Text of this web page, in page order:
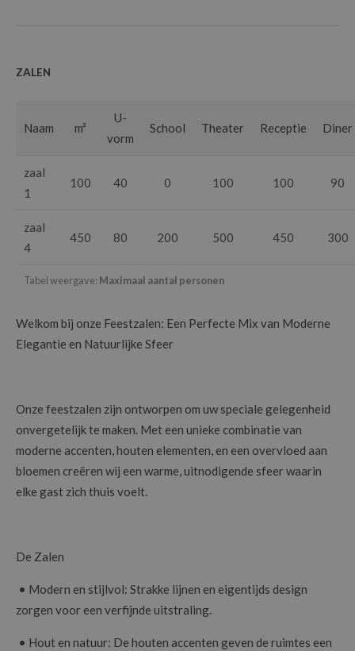
ZALEN
Naam m²
U-
vorm
School Theater Receptie Diner
zaal
1
100 40 0 100 100 90
zaal
4
450 80 200 500 450 300
Tabel weergave: Maximaal aantal personen
Welkom bij onze Feestzalen: Een Perfecte Mix van Moderne
Elegantie en Natuurlijke Sfeer
Onze feestzalen zijn ontworpen om uw speciale gelegenheid
onvergetelijk te maken. Met een unieke combinatie van
moderne accenten, houten elementen, en een overvloed aan
bloemen creëren wij een warme, uitnodigende sfeer waarin
elke gast zich thuis voelt.
De Zalen
• Modern en stijlvol: Strakke lijnen en eigentijds design
zorgen voor een verfijnde uitstraling.
• Hout en natuur: De houten accenten geven de ruimtes een